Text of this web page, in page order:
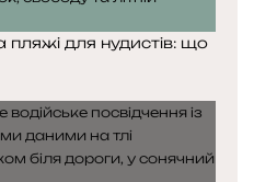
для нудистів: що